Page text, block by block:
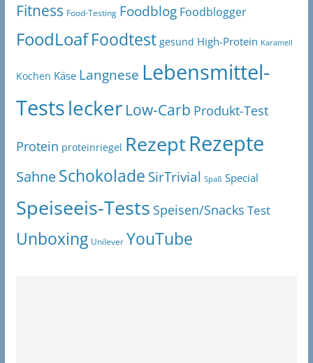
Fitness Food-Testing Foodblog Foodblogger
FoodLoaf Foodtest gesund High-Protein Karamell
Kochen Käse Langnese Lebensmittel-
Testslecker Low-Carb Produkt-Test
Protein proteinriegel RezeptRezepte
SahneSchokolade SirTrivial Spaß Special
Speiseeis-Tests Speisen/Snacks Test
Unboxing Unilever YouTube